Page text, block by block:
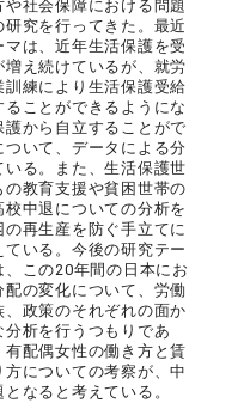
や社会保障における問題
研究を行ってきた。最近
マは、近年生活保護を受
増え続けているが、就労
訓練により生活保護受給
ることができるようにな
護から自立することがで
ついて、データによる分
いる。また、生活保護世
の教育支援や貧困世帯の
校中退についての分析を
の再生産を防ぐ手立てに
ている。今後の研究テー
、この20年間の日本にお
配の変化について、労働
、政策のそれぞれの面か
分析を行うつもりであ
有配偶女性の働き方と賃
方についての考察が、中
なると考えている。